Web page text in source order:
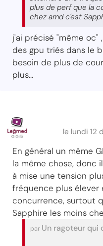
plus de perf que la
chez amd c'est
j'ai précisé "même
des gpu triés dans le
besoin de plus de
plus...
le lundi 12
En général un même
la même chose, donc
à mise une tension
fréquence plus élever
concurrence, surtout
Sapphire les moins
par Un ragoteur qui